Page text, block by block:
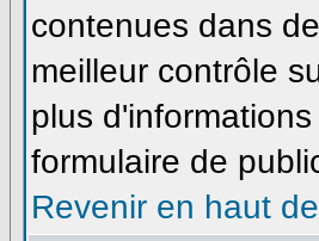
contenues dans
meilleur contrôle
plus
formulaire de
Revenir en haut